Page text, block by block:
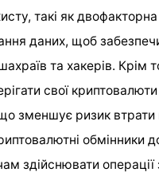
такі як двофакторна
даних, щоб
та хакерів. Крім
свої
зменшує ризик втрати
обмінники
здійснювати операції